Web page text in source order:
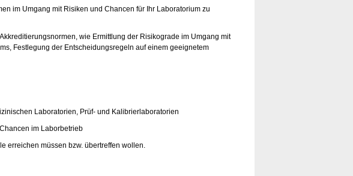
im Umgang mit Risiken und Chancen für Ihr Laboratorium zu
wie Ermittlung der Risikograde im Umgang mit
Festlegung der Entscheidungsregeln auf einem geeignetem
Laboratorien, Prüf- und Kalibrierlaboratorien
im Laborbetrieb
erreichen müssen bzw. übertreffen wollen.